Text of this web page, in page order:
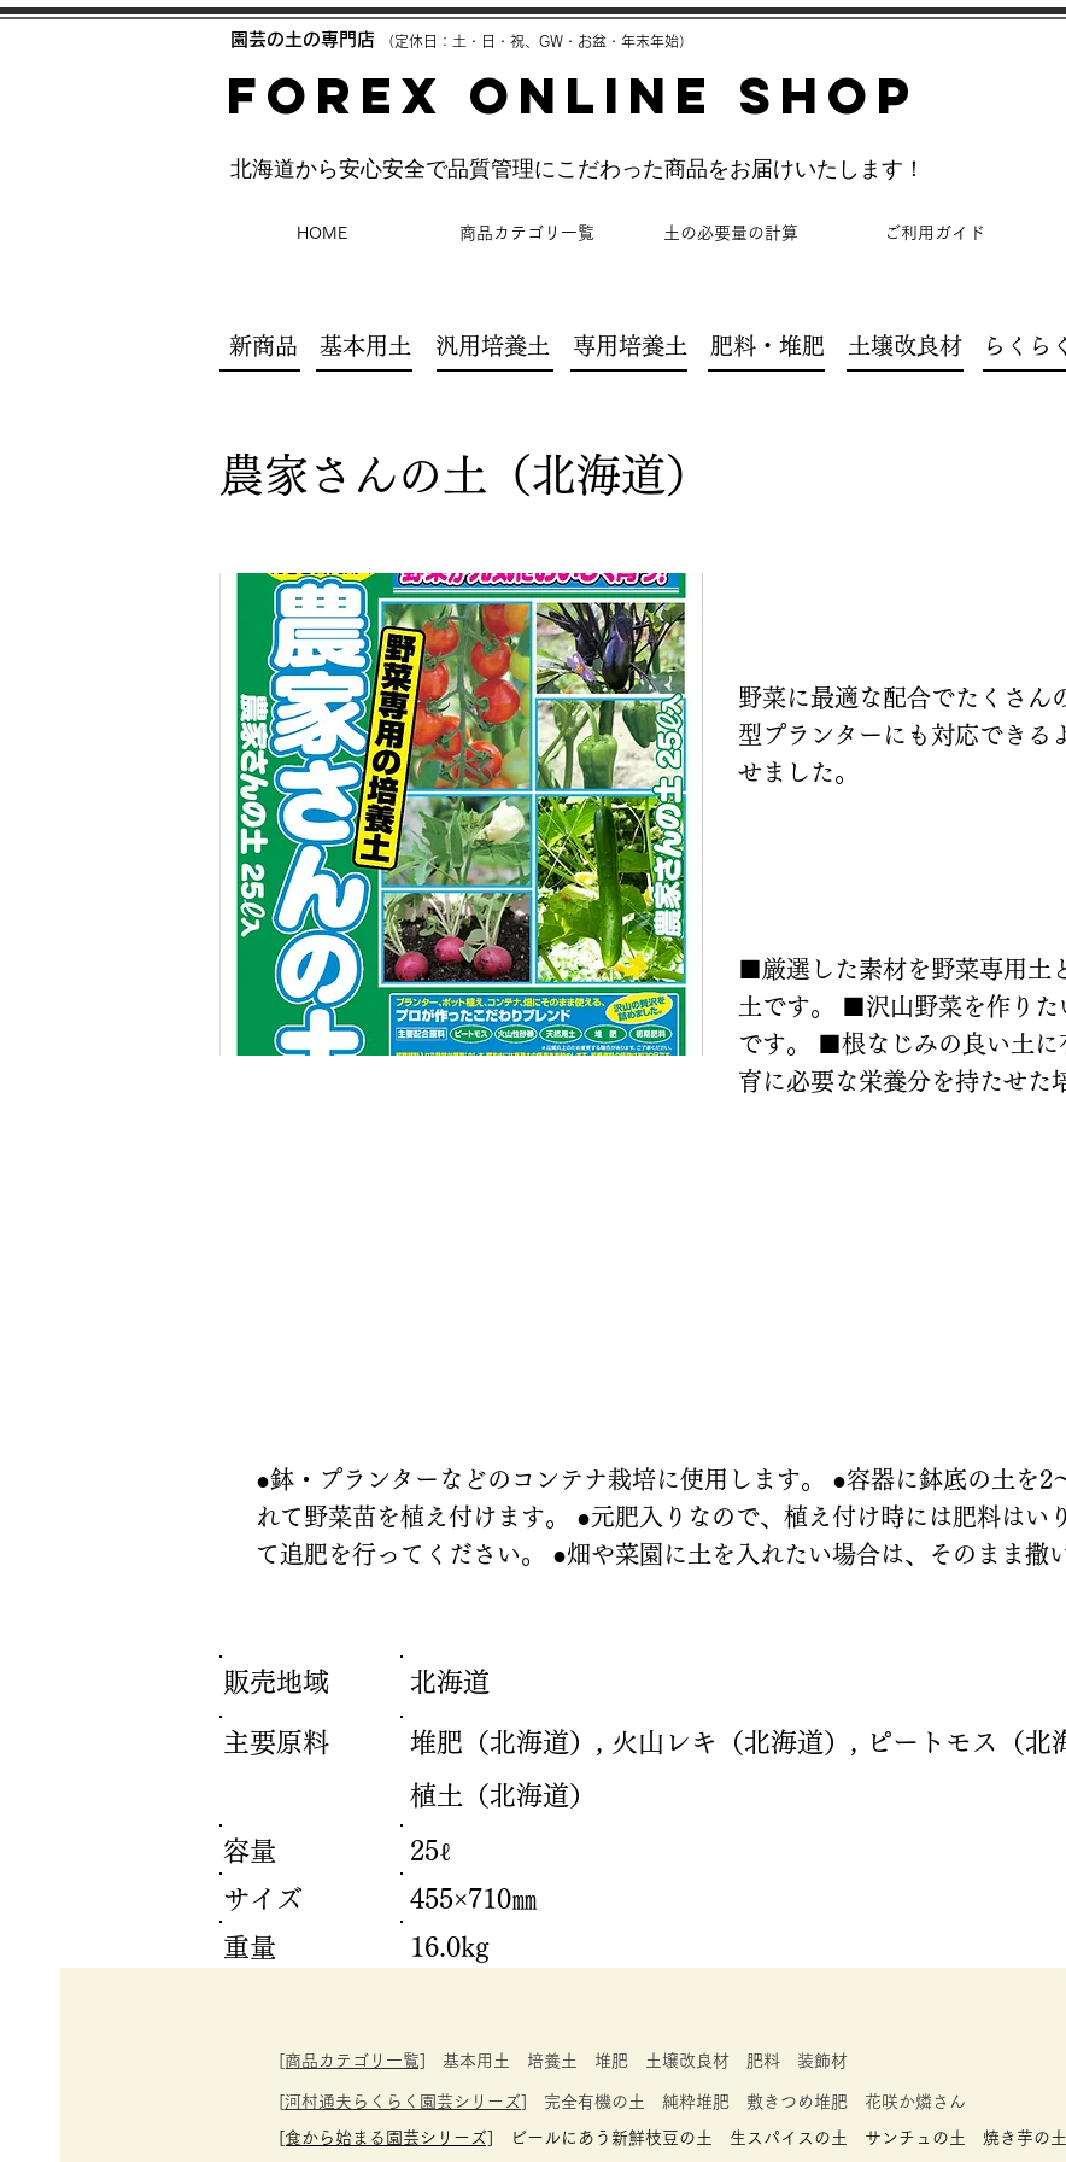
​園芸の土の専門店 （定休日：土・日・祝、GW・お盆・年末年始）
FOREX ONLINE SHOP
​北海道から安心安全で品質管理にこだわった商品をお届けいたします！
HOME 商品カテゴリ一覧 土の必要量の計算 ご利用ガイド
新商品 基本用土 汎用培養土 専用培養土 肥料・堆肥 土壌改良材 らくら
農家さんの土（北海道）
野菜に最適な配合でたくさん
型プランターにも対応できる
せました。
■厳選した素材を野菜専用土
土です。 ■沢山野菜を作りた
です。 ■根なじみの良い土に
育に必要な栄養分を持たせた
●鉢・プランターなどのコンテナ栽培に使用します。 ●容器に鉢底の土を2
れて野菜苗を植え付けます。 ●元肥入りなので、植え付け時には肥料はい
て追肥を行ってください。 ●畑や菜園に土を入れたい場合は、そのまま撒
販売地域 北海道
主要原料
堆肥（北海道）, 火山レキ（北海道）, ピートモス（北
植土（北海道）
容量
25ℓ
サイズ
455×710㎜
重量
16.0kg
[商品カテゴリ一覧] 基本用土 培養土 堆肥 土壌改良材 肥料 装飾材​
[河村通夫らくらく園芸シリーズ] 完全有機の土 純粋堆肥 敷きつめ堆肥 花咲か燐さん
​[食から始まる園芸シリーズ] ビールにあう新鮮枝豆の土 生スパイスの土 サンチュの土 焼き芋の土